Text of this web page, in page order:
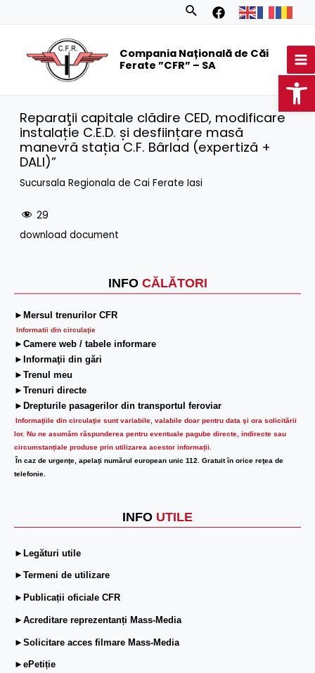
Search
Compania Națională de Căi
Ferate ”CFR” – SA
INFO CĂLĂTORI
►Mersul trenurilor CFR
Informatii din circulaţie
►Camere web / tabele informare
►Informaţii din gări
►Trenul meu
►Trenuri directe
►Drepturile pasagerilor din transportul feroviar
Informaţiile din circulaţie sunt variabile, valabile doar pentru data şi ora solicitării
lor. Nu ne asumăm răspunderea pentru eventuale pagube directe, indirecte sau
circumstanțiale produse prin utilizarea acestor informații.
În caz de urgenţe, apelaţi numărul european unic 112. Gratuit în orice reţea de
telefonie.
INFO UTILE
►Legături utile
►Termeni de utilizare
►Publicații oficiale CFR
►Acreditare reprezentanți Mass-Media
►Solicitare acces filmare Mass-Media
►ePetiție
Reparaţii capitale clădire CED, modificare
instalație C.E.D. și desființare masă
manevră stația C.F. Bârlad (expertiză +
DALI)”
Sucursala Regionala de Cai Ferate Iasi
29
download document